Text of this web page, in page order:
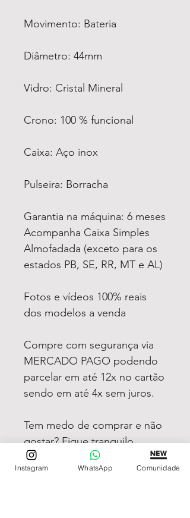
Movimento: Bateria
Diâmetro: 44mm
Vidro: Cristal Mineral
Crono: 100 % funcional
Caixa: Aço inox
Pulseira: Borracha
Garantia na máquina: 6 meses
Acompanha Caixa Simples
Almofadada (exceto para os
estados PB, SE, RR, MT e AL)
Fotos e vídeos 100% reais
dos modelos a venda
Compre com segurança via
MERCADO PAGO podendo
parcelar em até 12x no cartão
sendo em até 4x sem juros.
Tem medo de comprar e não
gostar? Fique tranquilo,
garantimos a sua satisfação
ou devolvemos o seu
Instagram WhatsApp Comunidade